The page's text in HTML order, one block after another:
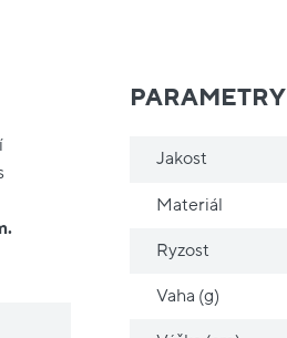
PARAMETRY
Jakost
Materiál
Ryzost
Vaha (g)